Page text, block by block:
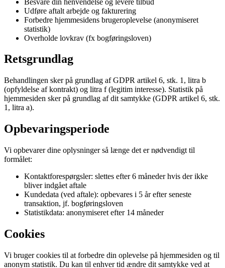
Udføre aftalt arbejde og fakturering
Forbedre hjemmesidens brugeroplevelse (anonymiseret
statistik)
Overholde lovkrav (fx bogføringsloven)
Retsgrundlag
Behandlingen sker på grundlag af GDPR artikel 6, stk. 1, litra b
(opfyldelse af kontrakt) og litra f (legitim interesse). Statistik på
hjemmesiden sker på grundlag af dit samtykke (GDPR artikel 6, stk.
1, litra a).
Opbevaringsperiode
Vi opbevarer dine oplysninger så længe det er nødvendigt til
formålet:
Kontaktforespørgsler: slettes efter 6 måneder hvis der ikke
bliver indgået aftale
Kundedata (ved aftale): opbevares i 5 år efter seneste
transaktion, jf. bogføringsloven
Statistikdata: anonymiseret efter 14 måneder
Cookies
Vi bruger cookies til at forbedre din oplevelse på hjemmesiden og til
anonym statistik. Du kan til enhver tid ændre dit samtykke ved at